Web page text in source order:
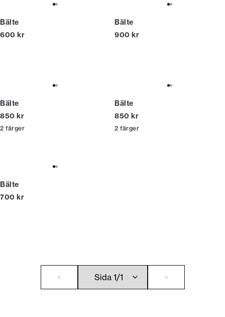
Bälte
Nuvarande pris
600 kr
Bälte
Nuvarande pris
900 kr
Bälte
Nuvarande pris
850 kr
2 färger
Bälte
Nuvarande pris
850 kr
2 färger
Bälte
Nuvarande pris
700 kr